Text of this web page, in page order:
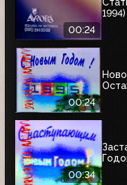
00:24
1994)
00:24
00:34